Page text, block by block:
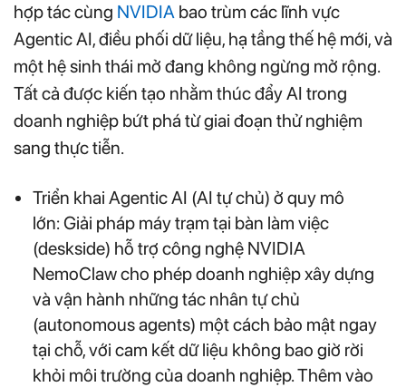
hợp tác cùng NVIDIA bao trùm các lĩnh vực
Agentic AI, điều phối dữ liệu, hạ tầng thế hệ mới, và
một hệ sinh thái mở đang không ngừng mở rộng.
Tất cả được kiến tạo nhằm thúc đẩy AI trong
doanh nghiệp bứt phá từ giai đoạn thử nghiệm
sang thực tiễn.
Triển khai Agentic AI (AI tự chủ) ở quy mô
lớn: Giải pháp máy trạm tại bàn làm việc
(deskside) hỗ trợ công nghệ NVIDIA
NemoClaw cho phép doanh nghiệp xây dựng
và vận hành những tác nhân tự chủ
(autonomous agents) một cách bảo mật ngay
tại chỗ, với cam kết dữ liệu không bao giờ rời
khỏi môi trường của doanh nghiệp. Thêm vào